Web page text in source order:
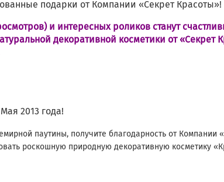
подарки от Компании «Секрет Красоты»!
и интересных роликов станут
декоративной косметики от «Секрет
2013 года!
паутины, получите благодарность от Компании
роскошную природную декоративную косметику